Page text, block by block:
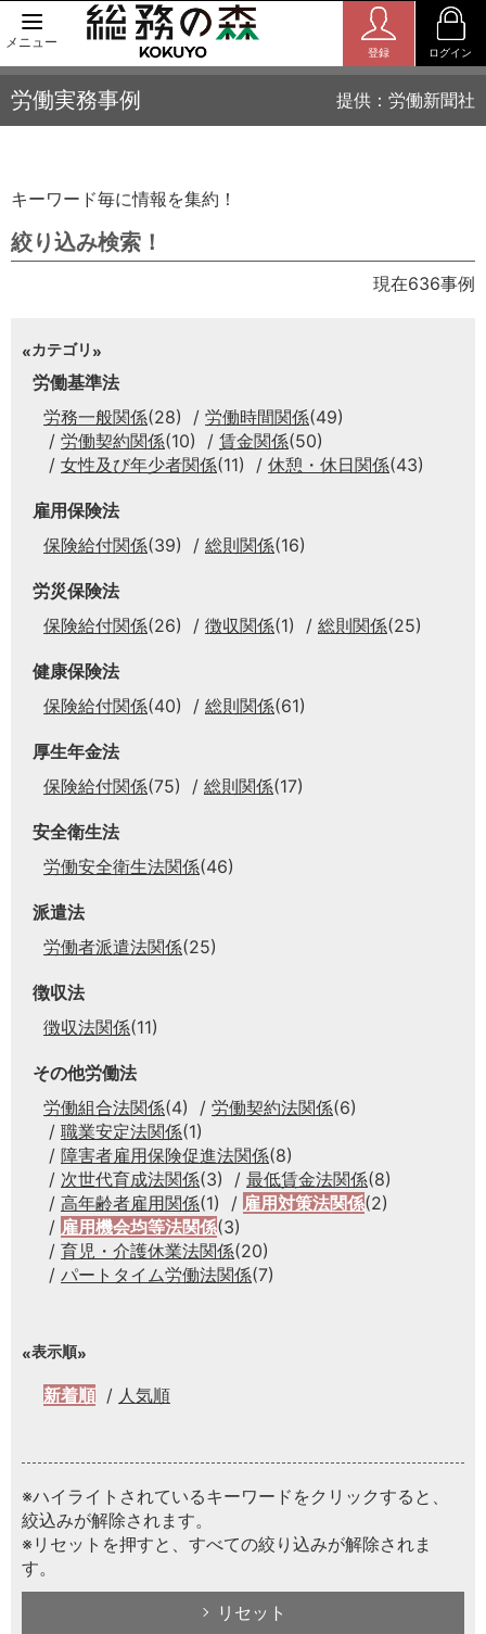
メニュー
登録 ログイン
労働実務事例 提供：労働新聞社
キーワード毎に情報を集約！
絞り込み検索！
現在636事例
カテゴリ
労働基準法
労務一般関係(28) 労働時間関係(49)
労働契約関係(10) 賃金関係(50)
女性及び年少者関係(11) 休憩・休日関係(43)
雇用保険法
保険給付関係(39) 総則関係(16)
労災保険法
保険給付関係(26) 徴収関係(1) 総則関係(25)
健康保険法
保険給付関係(40) 総則関係(61)
厚生年金法
保険給付関係(75) 総則関係(17)
安全衛生法
労働安全衛生法関係(46)
派遣法
労働者派遣法関係(25)
徴収法
徴収法関係(11)
その他労働法
労働組合法関係(4) 労働契約法関係(6)
職業安定法関係(1)
障害者雇用保険促進法関係(8)
次世代育成法関係(3) 最低賃金法関係(8)
高年齢者雇用関係(1) 雇用対策法関係(2)
雇用機会均等法関係(3)
育児・介護休業法関係(20)
パートタイム労働法関係(7)
表示順
新着順 人気順
※ハイライトされているキーワードをクリックすると、
絞込みが解除されます。
※リセットを押すと、すべての絞り込みが解除されま
す。
リセット